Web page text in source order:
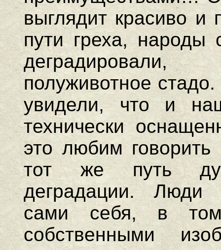
выглядит красиво и
пути греха, народы
полуживотное
увидели, что и
технически
это любим говорить
тот же путь
деградации. Люди
сами себя, в
собственными